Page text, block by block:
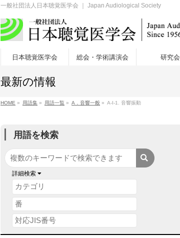
一般社団法人日本聴覚医学会 ｜ Japan Audiological Society
日本聴覚医学会 総会・学術講演会 研究会
最新の情報
HOME » 用語集 » 用語一覧 » A．音響一般 » A-I-1. 音響振動
用語を検索
詳細検索